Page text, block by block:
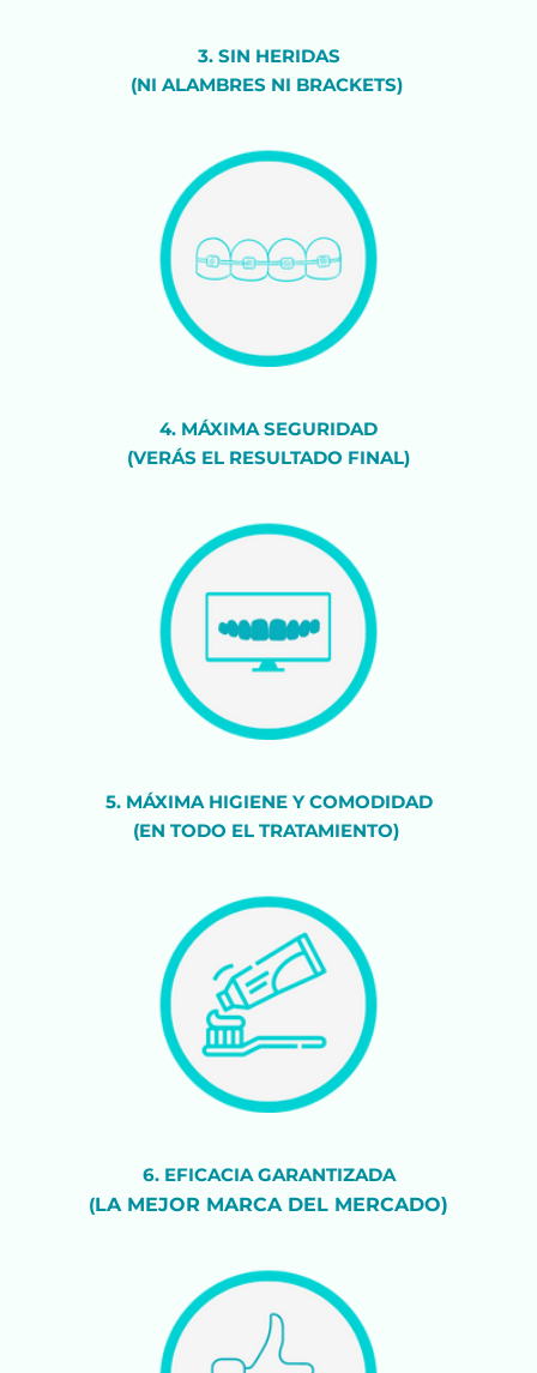
3. SIN HERIDAS
(NI ALAMBRES NI BRACKETS)
4. MÁXIMA SEGURIDAD
(VERÁS EL RESULTADO FINAL)
5. MÁXIMA HIGIENE Y COMODIDAD
(EN TODO EL TRATAMIENTO)
6. EFICACIA GARANTIZADA
(LA MEJOR MARCA DEL MERCADO)